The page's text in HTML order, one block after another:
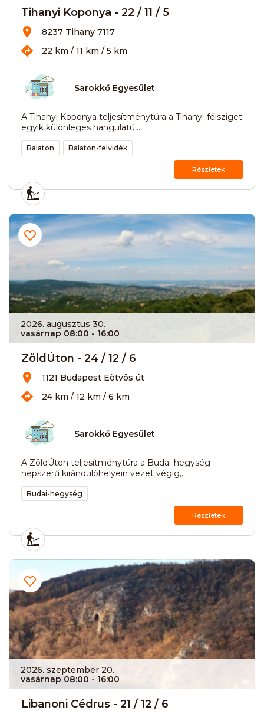
Tihanyi Koponya - 22 / 11 / 5
8237 Tihany 7117
22 km / 11 km / 5 km
Sarokkő Egyesület
A Tihanyi Koponya teljesítménytúra a Tihanyi-félsziget
egyik különleges hangulatú...
Balaton Balaton-felvidék
Részletek
2026. augusztus 30.
vasárnap 08:00 - 16:00
ZöldÚton - 24 / 12 / 6
1121 Budapest Eötvös út
24 km / 12 km / 6 km
Sarokkő Egyesület
A ZöldÚton teljesítménytúra a Budai-hegység
népszerű kirándulóhelyein vezet végig,...
Budai-hegység
Részletek
2026. szeptember 20.
vasárnap 08:00 - 16:00
Libanoni Cédrus - 21 / 12 / 6